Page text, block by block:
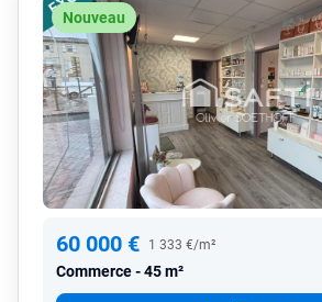
Nouveau
60 000 € 1 333 €/m²
Commerce 45 m²